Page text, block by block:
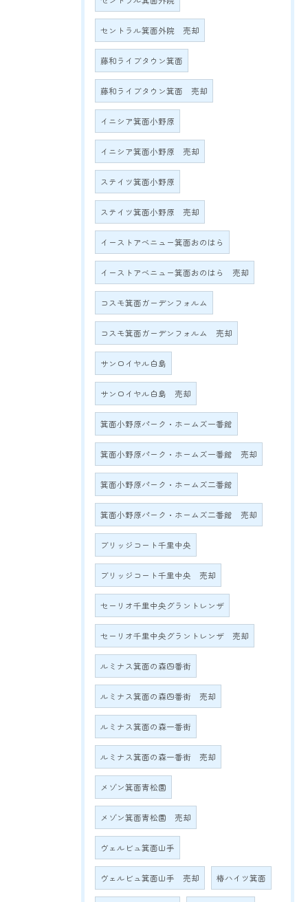
セントラル箕面外院 売却
藤和ライブタウン箕面
藤和ライブタウン箕面 売却
イニシア箕面小野原
イニシア箕面小野原 売却
ステイツ箕面小野原
ステイツ箕面小野原 売却
イーストアベニュー箕面おのはら
イーストアベニュー箕面おのはら 売却
コスモ箕面ガーデンフォルム
コスモ箕面ガーデンフォルム 売却
サンロイヤル白島
サンロイヤル白島 売却
箕面小野原パーク・ホームズ一番館
箕面小野原パーク・ホームズ一番館 売却
箕面小野原パーク・ホームズ二番館
箕面小野原パーク・ホームズ二番館 売却
ブリッジコート千里中央
ブリッジコート千里中央 売却
セーリオ千里中央グラントレンザ
セーリオ千里中央グラントレンザ 売却
ルミナス箕面の森四番街
ルミナス箕面の森四番街 売却
ルミナス箕面の森一番街
ルミナス箕面の森一番街 売却
メゾン箕面青松園
メゾン箕面青松園 売却
ヴェルビュ箕面山手
ヴェルビュ箕面山手 売却 椿ハイツ箕面